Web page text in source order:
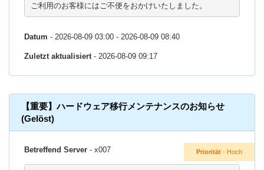
ご利用のお客様にはご不便をおかけいたしました。
Datum - 2026-08-09 03:00 - 2026-08-09 08:40
Zuletzt aktualisiert- 2026-08-09 09:17
【重要】ハードウェア移行メンテナンスのお知らせ
(Gelöst)
Priorität - Hoch
Betreffend Server - x007